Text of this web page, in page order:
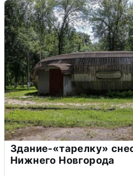
Здание-«тарелку»
Нижнего Новгорода